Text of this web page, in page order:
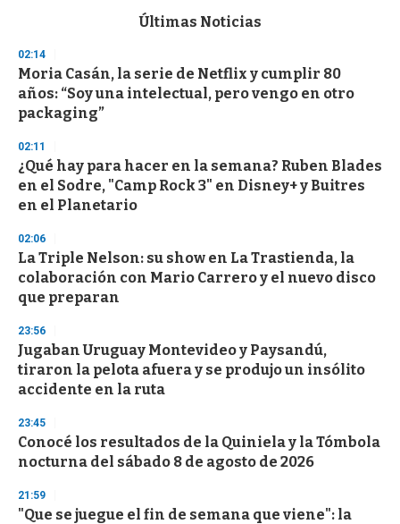
d
s
o
f
3
s
c
o
n
Últimas Noticias
02:14
Moria Casán, la serie de Netflix y cumplir 80
años: “Soy una intelectual, pero vengo en otro
packaging”
02:11
¿Qué hay para hacer en la semana? Ruben Blades
en el Sodre, "Camp Rock 3" en Disney+ y Buitres
en el Planetario
02:06
La Triple Nelson: su show en La Trastienda, la
colaboración con Mario Carrero y el nuevo disco
que preparan
23:56
Jugaban Uruguay Montevideo y Paysandú,
tiraron la pelota afuera y se produjo un insólito
accidente en la ruta
23:45
Conocé los resultados de la Quiniela y la Tómbola
nocturna del sábado 8 de agosto de 2026
21:59
"Que se juegue el fin de semana que viene": la